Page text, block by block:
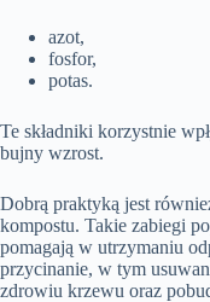
azot,
fosfor,
potas.
Te składniki korzystnie
bujny wzrost.
Dobrą praktyką jest
kompostu. Takie zabiegi
pomagają w utrzymaniu
przycinanie, w tym
zdrowiu krzewu oraz